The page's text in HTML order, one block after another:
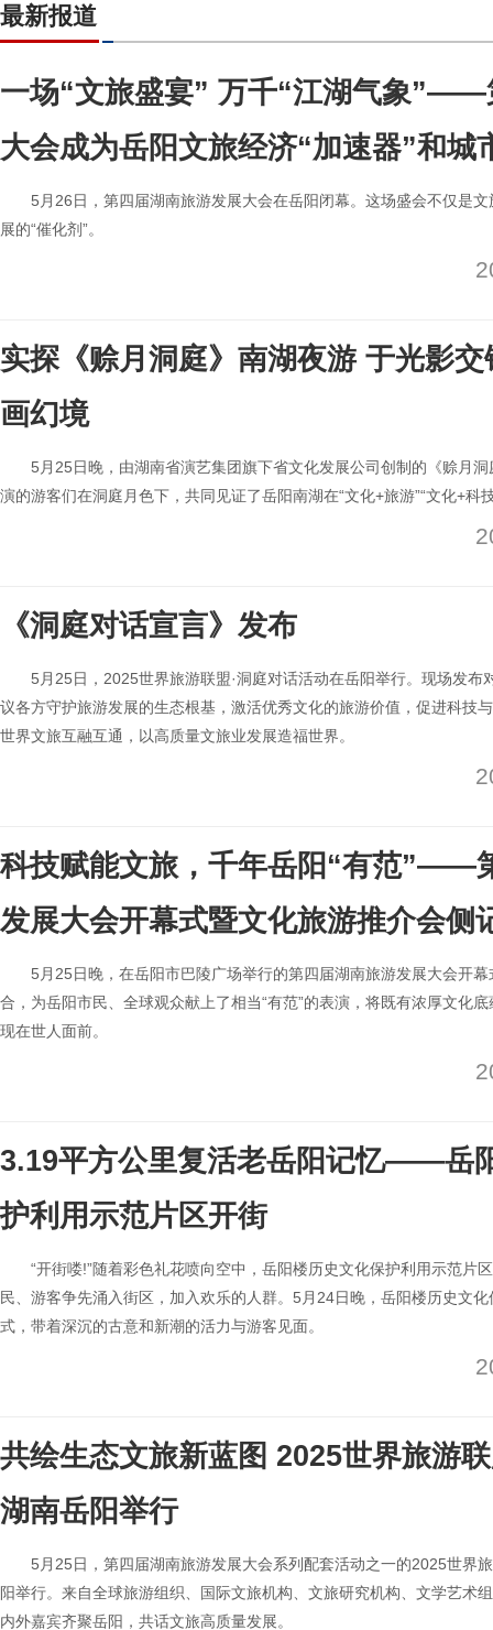
最新报道
一场“文旅盛宴” 万千“江湖气象”——
大会成为岳阳文旅经济“加速器”和城
5月26日，第四届湖南旅游发展大会在岳阳闭幕。这场盛会不仅是文
展的“催化剂”。
实探《赊月洞庭》南湖夜游 于光影
画幻境
5月25日晚，由湖南省演艺集团旗下省文化发展公司创制的《赊月
演的游客们在洞庭月色下，共同见证了岳阳南湖在“文化+旅游”“文化+科
《洞庭对话宣言》发布
5月25日，2025世界旅游联盟·洞庭对话活动在岳阳举行。现场发布
议各方守护旅游发展的生态根基，激活优秀文化的旅游价值，促进科技
世界文旅互融互通，以高质量文旅业发展造福世界。
科技赋能文旅，千年岳阳“有范”——
发展大会开幕式暨文化旅游推介会侧
5月25日晚，在岳阳市巴陵广场举行的第四届湖南旅游发展大会开
合，为岳阳市民、全球观众献上了相当“有范”的表演，将既有浓厚文化
现在世人面前。
3.19平方公里复活老岳阳记忆——岳
护利用示范片区开街
“开街喽!”随着彩色礼花喷向空中，岳阳楼历史文化保护利用示范片
民、游客争先涌入街区，加入欢乐的人群。5月24日晚，岳阳楼历史文
式，带着深沉的古意和新潮的活力与游客见面。
共绘生态文旅新蓝图 2025世界旅游
湖南岳阳举行
5月25日，第四届湖南旅游发展大会系列配套活动之一的2025世界
阳举行。来自全球旅游组织、国际文旅机构、文旅研究机构、文学艺术
内外嘉宾齐聚岳阳，共话文旅高质量发展。